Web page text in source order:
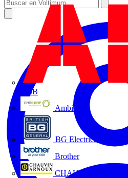
ABB
Ambilamp
BG Electrical
Brother
CHAUVIN ARNOUX